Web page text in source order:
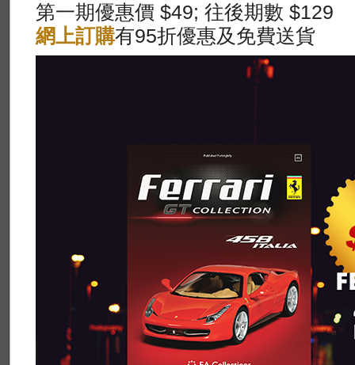
第一期優惠價 $49; 往後期數 $129
網上訂購有95折優惠及免費送貨